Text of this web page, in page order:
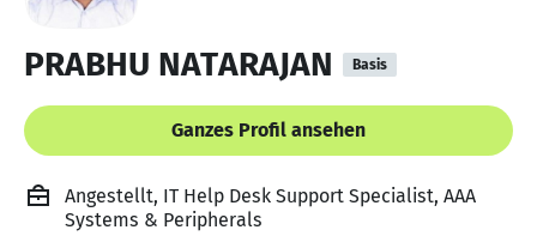
PRABHU NATARAJAN Basis
Ganzes Profil ansehen
Angestellt, IT Help Desk Support Specialist, AAA
Systems & Peripherals